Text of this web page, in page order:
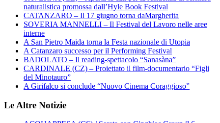
naturalistica promossa dall’Hyle Book Festival
CATANZARO – Il 17 giugno torna daMargherita
SOVERIA MANNELLI – Il Festival del Lavoro nelle aree
interne
A San Pietro Maida torna la Festa nazionale di Utopia
A Catanzaro successo per il Performing Festival
BADOLATO – Il reading-spettacolo “Sanasàna”
CARDINALE (CZ) – Proiettato il film-documentario “Figli
del Minotauro”
A Girifalco si conclude “Nuovo Cinema Coraggioso”
Le Altre Notizie